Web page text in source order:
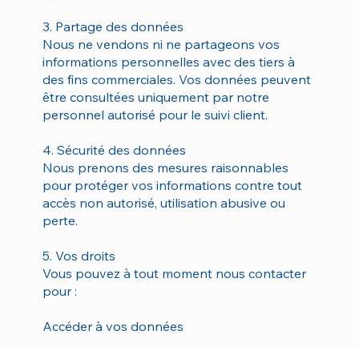
3. Partage des données
Nous ne vendons ni ne partageons vos
informations personnelles avec des tiers à
des fins commerciales. Vos données peuvent
être consultées uniquement par notre
personnel autorisé pour le suivi client.
4. Sécurité des données
Nous prenons des mesures raisonnables
pour protéger vos informations contre tout
accès non autorisé, utilisation abusive ou
perte.
5. Vos droits
Vous pouvez à tout moment nous contacter
pour :
Accéder à vos données